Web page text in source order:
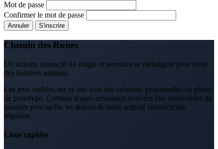
Mot de passe
Confirmer le mot de passe
Annuler S'inscrire
Chemin des Runes
Un univers interactif où magie et aventure se mélangent pour créer
des histoires uniques.
Les jeux visibles sur ce site sont des créations personnelles en phase
de prototype. Certains tirages artisanaux peuvent être disponibles de
manière ponctuelle, en dehors de toute activité commerciale
régulière.
Liens rapides